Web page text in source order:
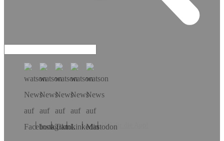
Hol dir die App!